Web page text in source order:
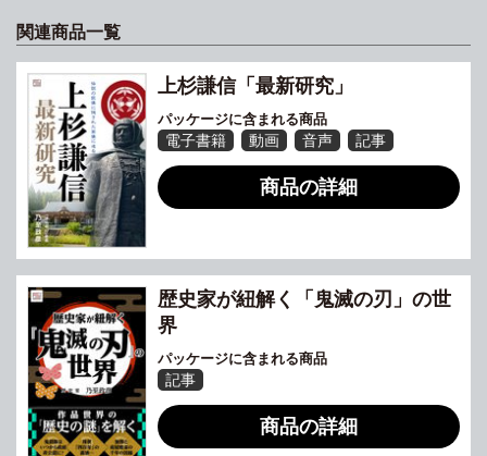
関連商品一覧
上杉謙信「最新研究」
パッケージに含まれる商品
電子書籍 動画 音声 記事
商品の詳細
歴史家が紐解く「鬼滅の刃」の世
界
パッケージに含まれる商品
記事
商品の詳細